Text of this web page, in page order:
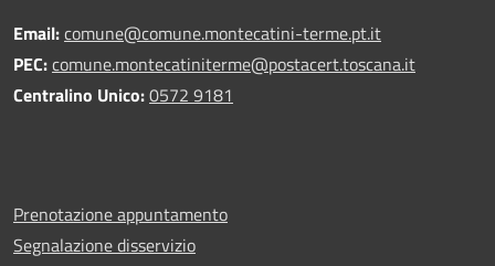
Email:comune@comune.montecatini-terme.pt.it
PEC:comune.montecatiniterme@postacert.toscana.it
Centralino Unico:0572 9181
Prenotazione appuntamento
Segnalazione disservizio